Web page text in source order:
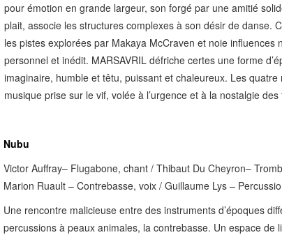
pour émotion en grande largeur, son forgé par une amitié
plait, associe les structures complexes à son désir de danse.
les pistes explorées par Makaya McCraven et noie
personnel et inédit. MARSAVRIL défriche certes une forme
imaginaire, humble et têtu, puissant et chaleureux. Les
musique prise sur le vif, volée à l’urgence et à la nostalgie
Nubu
Victor Auffray– Flugabone, chant / Thibaut Du Cheyron–
Marion Ruault – Contrebasse, voix / Guillaume Lys –
Une rencontre malicieuse entre des instruments d’époques
percussions à peaux animales, la contrebasse. Un espace